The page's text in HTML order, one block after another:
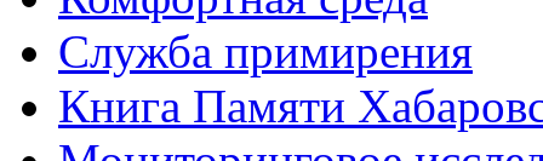
Служба примирения
Книга Памяти